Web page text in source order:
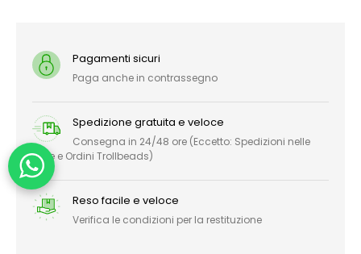
Pagamenti sicuri
Paga anche in contrassegno
Spedizione gratuita e veloce
Consegna in 24/48 ore (Eccetto: Spedizioni nelle
Isole e Ordini Trollbeads)
Reso facile e veloce
Verifica le condizioni per la restituzione